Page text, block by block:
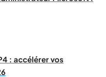
: accélérer vos